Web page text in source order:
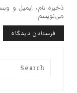
ذخیره نام، ایمیل و
می‌نویسم.
Search